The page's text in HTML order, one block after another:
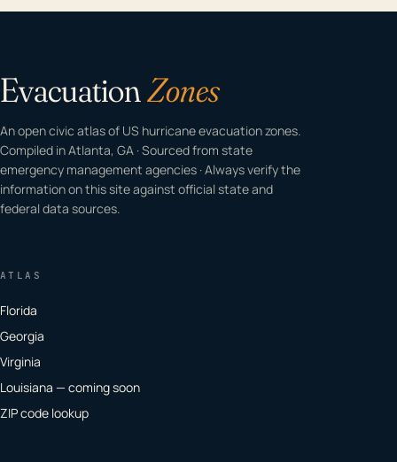
EvacuationZones
An open civic atlas of US hurricane evacuation zones.
Compiled in Atlanta, GA · Sourced from state
emergency management agencies · Always verify the
information on this site against official state and
federal data sources.
ATLAS
Florida
Georgia
Virginia
Louisiana — coming soon
ZIP code lookup